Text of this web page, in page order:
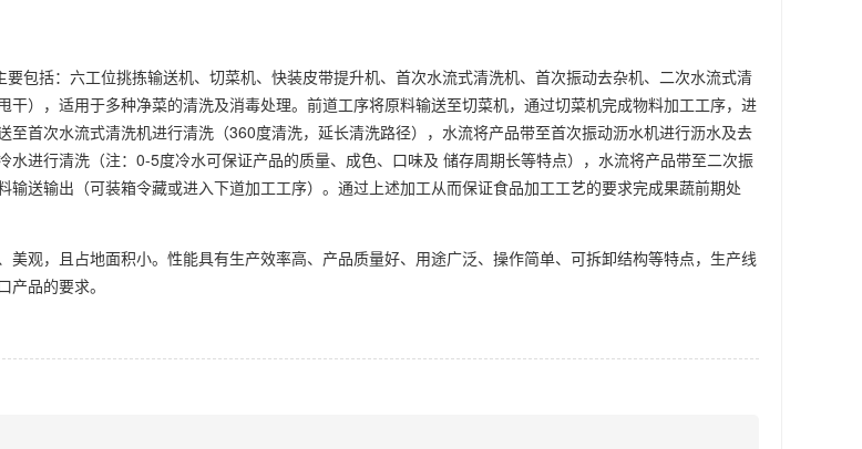
包括：六工位挑拣输送机、切菜机、快装皮带提升机、首次水流式清洗机、首次振动去杂机、二次水流式清
干），适用于多种净菜的清洗及消毒处理。前道工序将原料输送至切菜机，通过切菜机完成物料加工工序，进
至首次水流式清洗机进行清洗（360度清洗，延长清洗路径），水流将产品带至首次振动沥水机进行沥水及去
水进行清洗（注：0-5度冷水可保证产品的质量、成色、口味及 储存周期长等特点），水流将产品带至二次振
输送输出（可装箱令藏或进入下道加工工序）。通过上述加工从而保证食品加工工艺的要求完成果蔬前期处
观，且占地面积小。性能具有生产效率高、产品质量好、用途广泛、操作简单、可拆卸结构等特点，生产线
品的要求。